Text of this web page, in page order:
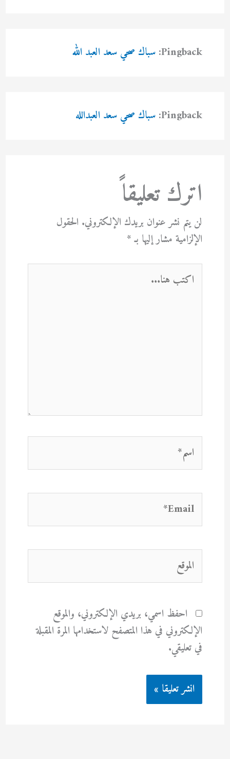
Pingback: سباك صحي سعد العبد الله
Pingback: سباك صحي سعد العبدالله
اترك تعليقاً
لن يتم نشر عنوان بريدك الإلكتروني. الحقول
الإلزامية مشار إليها بـ*
اكتب
هنا...
اسم*
Email*
الموقع
احفظ اسمي، بريدي الإلكتروني، والموقع
الإلكتروني في هذا المتصفح لاستخدامها المرة المقبلة
في تعليقي.